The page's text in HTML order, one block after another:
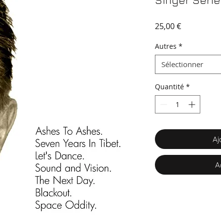
25,00 €Prix
Autres *
Sélectionner
Quantité *